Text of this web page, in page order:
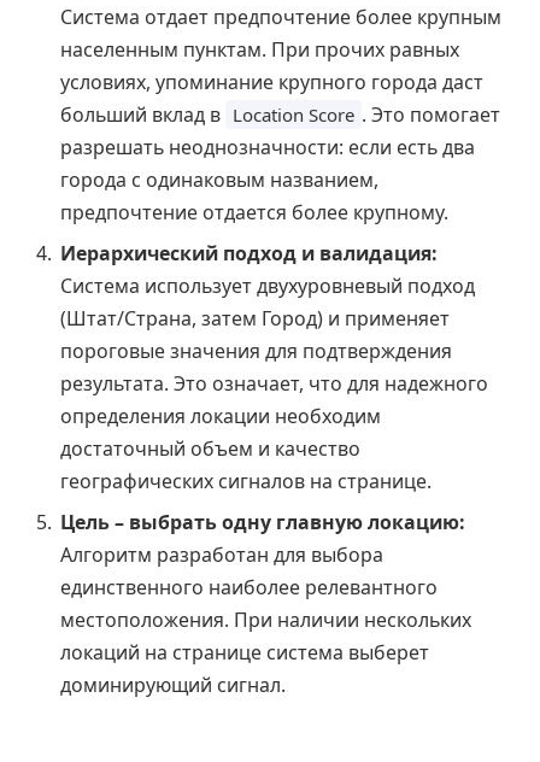
Система отдает предпочтение более крупным
населенным пунктам. При прочих равных
условиях, упоминание крупного города даст
больший вклад в Location Score . Это помогает
разрешать неоднозначности: если есть два
города с одинаковым названием,
предпочтение отдается более крупному.
Иерархический подход и валидация:
Система использует двухуровневый подход
(Штат/Страна, затем Город) и применяет
пороговые значения для подтверждения
результата. Это означает, что для надежного
определения локации необходим
достаточный объем и качество
географических сигналов на странице.
Цель – выбрать одну главную локацию:
Алгоритм разработан для выбора
единственного наиболее релевантного
местоположения. При наличии нескольких
локаций на странице система выберет
доминирующий сигнал.